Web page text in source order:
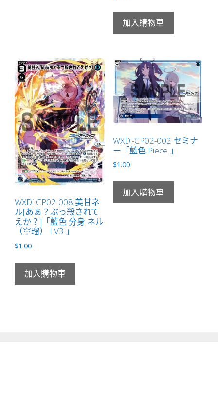
加入購物車
WXDi-CP02-008 美甘ネ
ル[あぁ？ぶっ殺されて
えか？]「藍色 分身 ネル
（寧瑠） LV3 」
$1.00
加入購物車
WXDi-CP02-002 セミナ
ー「藍色 Piece 」
$1.00
加入購物車